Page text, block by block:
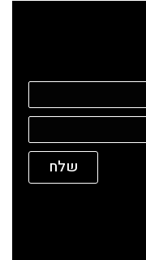
שלח